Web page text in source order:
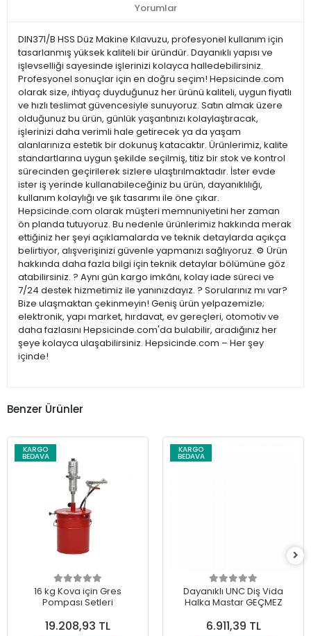
Yorumlar
DIN371/B HSS Düz Makine Kılavuzu, profesyonel kullanım için
tasarlanmış yüksek kaliteli bir üründür. Dayanıklı yapısı ve
işlevselliği sayesinde işlerinizi kolayca halledebilirsiniz.
Profesyonel sonuçlar için en doğru seçim! Hepsicinde.com
olarak size, ihtiyaç duyduğunuz her ürünü kaliteli, uygun fiyatlı
ve hızlı teslimat güvencesiyle sunuyoruz. Satın almak üzere
olduğunuz bu ürün, günlük yaşantınızı kolaylaştıracak,
işlerinizi daha verimli hale getirecek ya da yaşam
alanlarınıza estetik bir dokunuş katacaktır. Ürünlerimiz, kalite
standartlarına uygun şekilde seçilmiş, titiz bir stok ve kontrol
sürecinden geçirilerek sizlere ulaştırılmaktadır. İster evde
ister iş yerinde kullanabileceğiniz bu ürün, dayanıklılığı,
kullanım kolaylığı ve şık tasarımı ile öne çıkar.
Hepsicinde.com olarak müşteri memnuniyetini her zaman
ön planda tutuyoruz. Bu nedenle ürünlerimiz hakkında merak
ettiğiniz her şeyi açıklamalarda ve teknik detaylarda açıkça
belirtiyor, alışverişinizi güvenle yapmanızı sağlıyoruz. ⚙️ Ürün
hakkında daha fazla bilgi için teknik detaylar bölümüne göz
atabilirsiniz. ? Aynı gün kargo imkânı, kolay iade süreci ve
7/24 destek hizmetimiz ile yanınızdayız. ? Sorularınız mı var?
Bize ulaşmaktan çekinmeyin! Geniş ürün yelpazemizle;
elektronik, yapı market, hırdavat, ev gereçleri, otomotiv ve
daha fazlasını Hepsicinde.com'da bulabilir, aradığınız her
şeye kolayca ulaşabilirsiniz. Hepsicinde.com – Her şey
içinde!
Benzer Ürünler
KARGO
BEDAVA
16 kg Kova için Gres
Pompası Setleri
19.208,93 TL
KARGO
BEDAVA
Dayanıklı UNC Diş Vida
Halka Mastar GEÇMEZ
6.911,39 TL